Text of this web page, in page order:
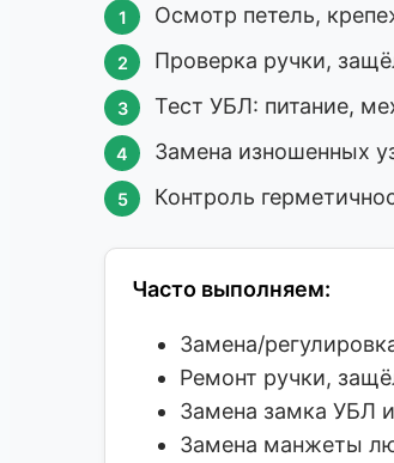
Осмотр петель,
Проверка ручки,
Тест УБЛ: питание,
Замена изношенных
Контроль
Часто выполняем:
Замена/
Ремонт ручки,
Замена замка УБЛ
Замена манжеты